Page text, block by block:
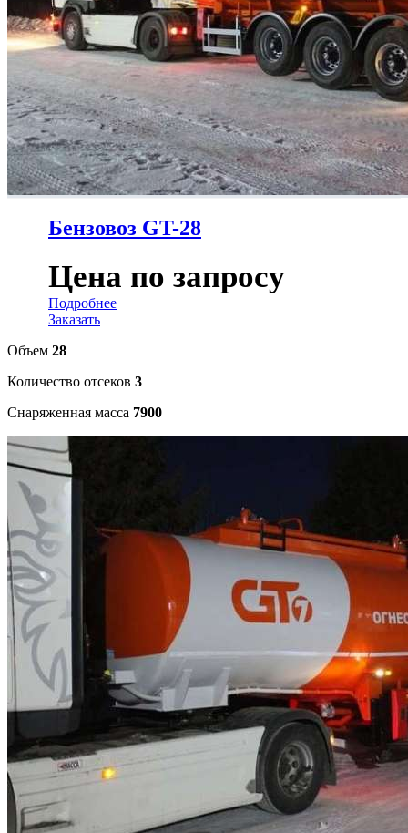
Бензовоз GT-28
Цена по запросу
Подробнее
Заказать
Объем 28
Количество отсеков 3
Снаряженная масса 7900